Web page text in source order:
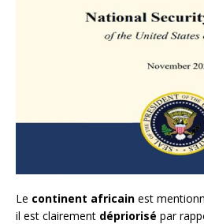
Le continent africain est
il est clairement dépriorisé par